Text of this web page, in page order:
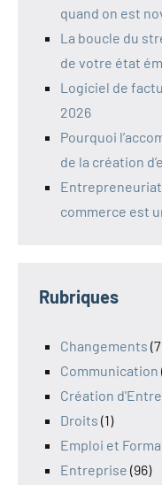
quand on est
La boucle du
de votre état
Logiciel de
2026
Pourquoi
de la création
commerce est
Rubriques
Changements
Communication
Création
Droits (1)
Emploi et
Entreprise (96)